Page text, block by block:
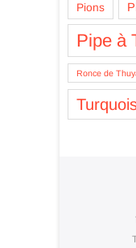
Pions
Pipe à
Ronce de